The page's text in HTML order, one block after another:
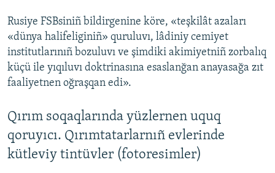
Rusiye FSBsiniñ bildirgenine köre, «teşkilât azaları
«dünya halifeliginiñ» quruluvı, lâdiniy cemiyet
institutlarınıñ bozuluvı ve şimdiki akimiyetniñ zorbalıq
küçü ile yıqıluvı doktrinasına esaslanğan anayasağa zıt
faaliyetnen oğraşqan edi».
Qırım soqaqlarında yüzlernen uquq
qoruyıcı. Qırımtatarlarnıñ evlerinde
kütleviy tintüvler (fotoresimler)